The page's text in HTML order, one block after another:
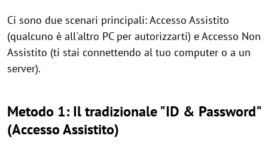
Ci sono due scenari principali: Accesso Assistito
(qualcuno è all'altro PC per autorizzarti) e Accesso Non
Assistito (ti stai connettendo al tuo computer o a un
server).
Metodo 1: Il tradizionale "ID & Password"
(Accesso Assistito)